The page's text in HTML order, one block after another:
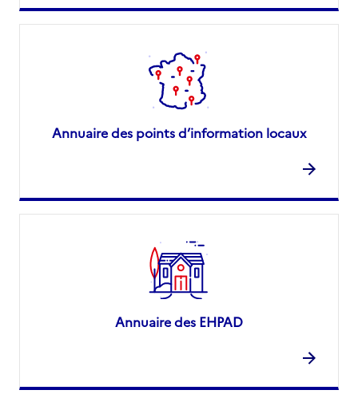
Annuaire des points d’information locaux
Annuaire des EHPAD